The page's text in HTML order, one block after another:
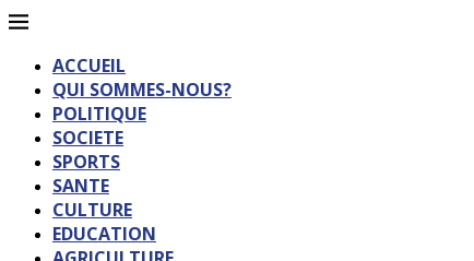
ACCUEIL
QUI SOMMES-NOUS?
POLITIQUE
SOCIETE
SPORTS
SANTE
CULTURE
EDUCATION